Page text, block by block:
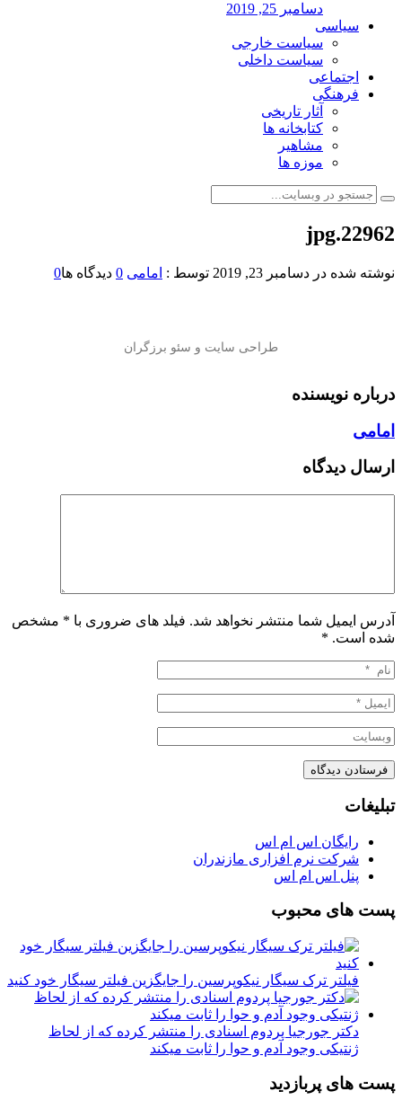
دسامبر 25, 2019
سیاسی
سیاست خارجی
سیاست داخلی
اجتماعی
فرهنگی
آثار تاریخی
کتابخانه ها
مشاهیر
موزه ها
22962.jpg
نوشته شده در دسامبر 23, 2019 توسط : امامی 0 دیدگاه ها0
درباره نویسنده
امامی
ارسال دیدگاه
آدرس ایمیل شما منتشر نخواهد شد. فیلد های ضروری با * مشخص
شده است. *
تبلیغات
رایگان اس ام اس
شرکت نرم افزاری مازندران
پنل اس ام اس
پست های محبوب
فیلتر ترک سیگار نیکوپرسین را جایگزین فیلتر سیگار خود کنید
دکتر جورجیا پردوم اسنادی را منتشر کرده که از لحاظ
ژنتیکی وجود آدم و حوا را ثابت میکند
پست های پربازدید